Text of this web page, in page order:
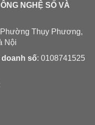
NGHỆ SỐ VÀ
Thụy Phương,
Nội
số: 0108741525